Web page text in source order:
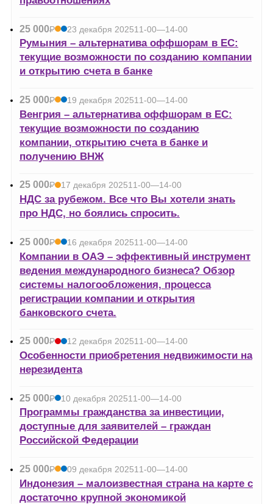
25 000Р
УБ.
23 декабря 202511-00—14-00
Румыния – альтернатива оффшорам в ЕС:
текущие возможности по созданию компании
и открытию счета в банке
25 000Р
УБ.
19 декабря 202511-00—14-00
Венгрия – альтернатива оффшорам в ЕС:
текущие возможности по созданию
компании, открытию счета в банке и
получению ВНЖ
25 000Р
УБ.
17 декабря 202511-00—14-00
НДС за рубежом. Все что Вы хотели знать
про НДС, но боялись спросить.
25 000Р
УБ.
16 декабря 202511-00—14-00
Компании в ОАЭ – эффективный инструмент
ведения международного бизнеса? Обзор
системы налогообложения, процесса
регистрации компании и открытия
банковского счета.
25 000Р
УБ.
12 декабря 202511-00—14-00
Особенности приобретения недвижимости на
нерезидента
25 000Р
УБ.
10 декабря 202511-00—14-00
Программы гражданства за инвестиции,
доступные для заявителей – граждан
Российской Федерации
25 000Р
УБ.
09 декабря 202511-00—14-00
Индонезия – малоизвестная страна на карте с
достаточно крупной экономикой